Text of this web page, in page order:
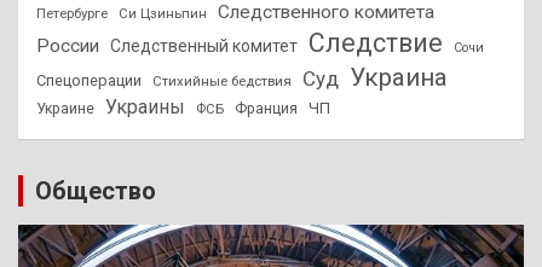
Петербурге
Си Цзиньпин
Следственного комитета
России
Следственный комитет Следствие Сочи
Спецоперации Стихийные бедствия Суд Украина
Украине Украины ФСБ Франция ЧП
Общество